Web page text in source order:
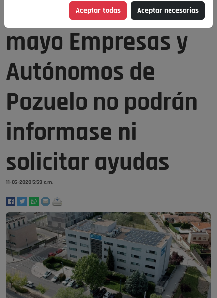
Hasta el 18 de
mayo Empresas y
Autónomos de
Pozuelo no podrán
informase ni
solicitar ayudas
11-05-2020 5:59 a.m.
Aceptar todas Aceptar necesarias